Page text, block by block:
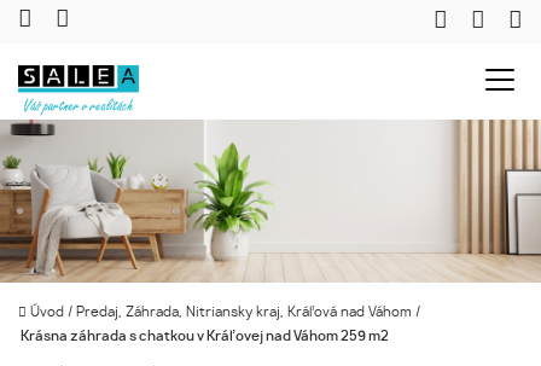
Úvod / Predaj, Záhrada, Nitriansky kraj, Kráľová nad Váhom /
Krásna záhrada s chatkou v Kráľovej nad Váhom 259 m2